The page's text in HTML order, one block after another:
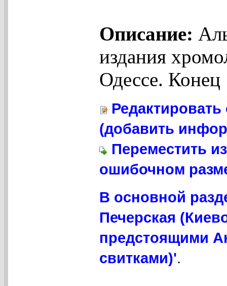
Описание:
издания
Одессе. Конец
(добавить
Переместить
ошибочном
В основной
Печерская
предстоящими
свитками)'.